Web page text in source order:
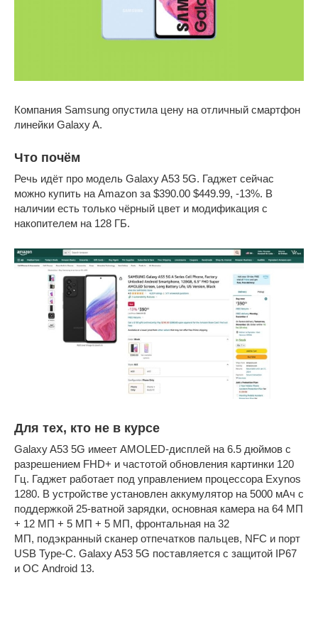
Компания Samsung опустила цену на отличный смартфон
линейки Galaxy A.
Что почём
Речь идёт про модель Galaxy A53 5G. Гаджет сейчас
можно купить на Amazon за $390.00 $449.99, -13%. В
наличии есть только чёрный цвет и модификация с
накопителем на 128 ГБ.
Для тех, кто не в курсе
Galaxy A53 5G имеет AMOLED-дисплей на 6.5 дюймов с
разрешением FHD+ и частотой обновления картинки 120
Гц. Гаджет работает под управлением процессора Exynos
1280. В устройстве установлен аккумулятор на 5000 мАч с
поддержкой 25-ватной зарядки, основная камера на 64 МП
+ 12 МП + 5 МП + 5 МП, фронтальная на 32
МП, подэкранный сканер отпечатков пальцев, NFC и порт
USB Type-C. Galaxy A53 5G поставляется с защитой IP67
и ОС Android 13.